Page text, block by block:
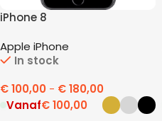
iPhone 8
Apple iPhone
In stock
€100,00 - €180,00
Vanaf€100,00